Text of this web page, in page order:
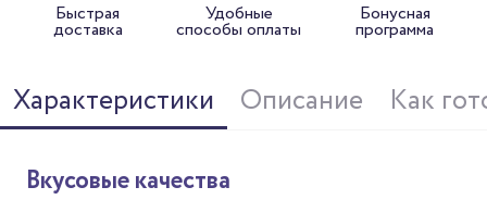
Быстрая
доставка
Удобные
способы оплаты
Бонусная
программа
Характеристики Описание Как
Вкусовые качества